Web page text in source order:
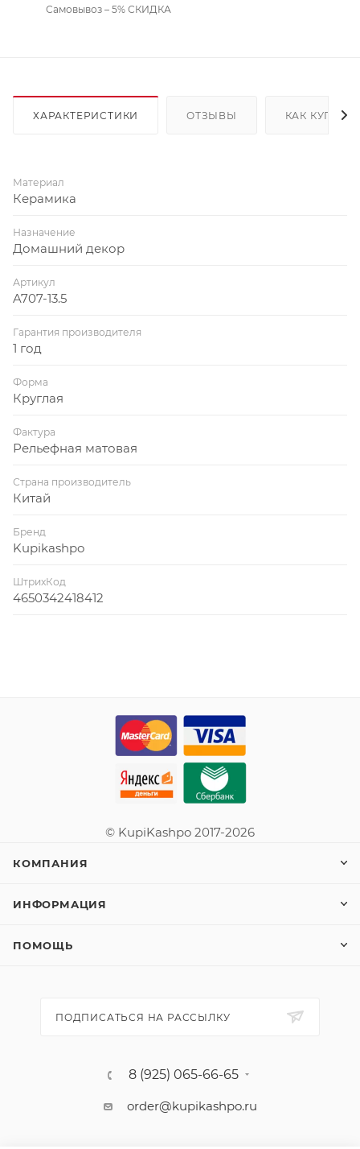
Самовывоз – 5% СКИДКА
ХАРАКТЕРИСТИКИ ОТЗЫВЫ КАК КУПИТЬ
Материал
Керамика
Назначение
Домашний декор
Артикул
A707-13.5
Гарантия производителя
1 год
Форма
Круглая
Фактура
Рельефная матовая
Страна производитель
Китай
Бренд
Kupikashpo
ШтрихКод
4650342418412
© KupiKashpo 2017-2026
КОМПАНИЯ
ИНФОРМАЦИЯ
ПОМОЩЬ
ПОДПИСАТЬСЯ НА РАССЫЛКУ
8 (925) 065-66-65
order@kupikashpo.ru